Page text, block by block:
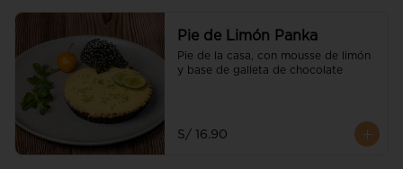
Pie de Limón Panka
Pie de la casa, con mousse de limón
y base de galleta de chocolate
S/ 16.90